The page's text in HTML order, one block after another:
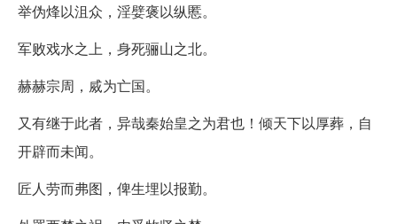
举伪烽以沮众，淫嬖褒以纵慝。
军败戏水之上，身死骊山之北。
赫赫宗周，烕为亡国。
又有继于此者，异哉秦始皇之为君也！倾天下以厚葬，自
开辟而未闻。
匠人劳而弗图，俾生埋以报勤。